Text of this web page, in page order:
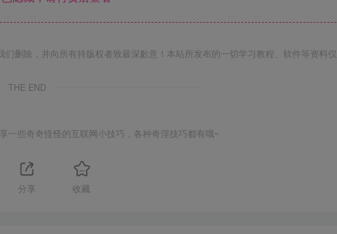
删除，并向所有持版权者致最深歉意！本站所发布的一切学习教程、软件等资料
THE END
一些奇奇怪怪的互联网小技巧，各种奇淫技巧都有哦~
分享 收藏